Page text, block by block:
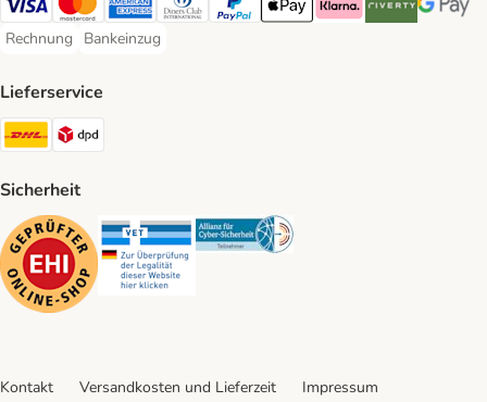
Visa Payment Method
Mastercard Payment Method
American Express Payment Method
Diners Club Payment Method
PayPal Payment Method
Apple Pay Payment Method
Klarna Payment Method
Riverty Payment
Google
Rechnung
Rechnung Payment Method
Bankeinzug
Bankeinzug Payment Method
Lieferservice
DHL Shipping Method
Sicherheit
Security Security Security
Kontakt Versandkosten und Lieferzeit
Impressum